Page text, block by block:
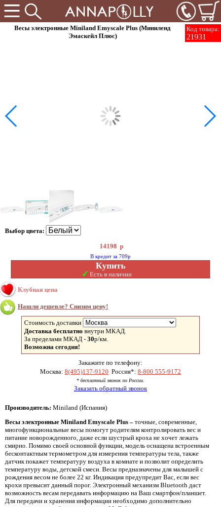
Код товара:
21931
Весы электронные Miniland Emyscale Plus (Миниленд
Эмаскейл Плюс)
Выбор цвета:
14198 р
В кредит за 709р
Купить
✓ Есть в наличии
Клубная цена
Нашли дешевле? Снизим цену!
Стоимость доставки
Доставка бесплатно внутри МКАД.
За пределами МКАД - 30р/км.
Возможна сегодня!
Закажите по телефону:
Москва: 8(495)137-9120 Россия*: 8-800 555-9172
* бесплатный звонок по России.
Заказать обратный звонок
Производитель: Miniland (Испания)
Весы электронные Miniland Emyscale Plus – точные, современные,
многофункциональные весы помогут родителям контролировать вес и
питание новорожденного, даже если шустрый кроха не хочет лежать
смирно. Помимо своей основной функции, модель оснащена встроенным
бесконтактным термометром для измерения температуры тела, также
датчик покажет температуру воздуха в комнате и позволит определить
температуру воды, детской смеси. Весы предназначены для малышей с
рождения весом не более 22 кг. Индикация предупредит Вас, если вес
крохи превысит данный порог. Электронный механизм Bluetooth даст
возможность весам передавать информацию на Ваш смартфон/планшет.
Для передачи и хранения информации необходимо дополнительно